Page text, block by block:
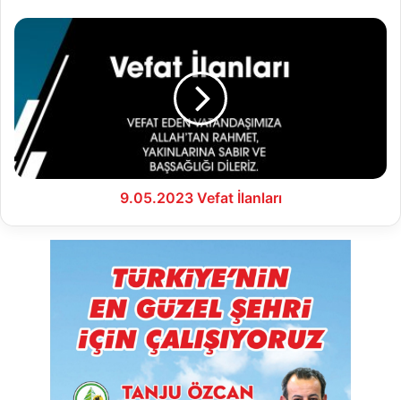
9.05.2023
9.05.2023 Vefat İlanları